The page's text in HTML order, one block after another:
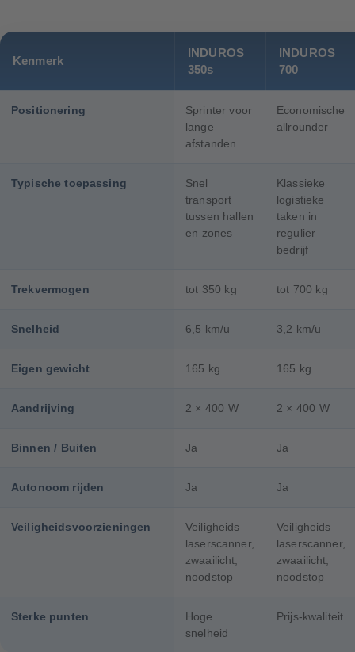
Kenmerk
INDUROS
350s
INDUROS
700
Positionering
Sprinter voor
lange
afstanden
Economische
allrounder
Typische toepassing
Snel
transport
tussen hallen
en zones
Klassieke
logistieke
taken in
regulier
bedrijf
Trekvermogen tot 350 kg tot 700 kg
Snelheid 6,5 km/u 3,2 km/u
Eigen gewicht 165 kg 165 kg
Aandrijving 2 × 400 W 2 × 400 W
Binnen / Buiten Ja Ja
Autonoom rijden Ja Ja
Veiligheidsvoorzieningen
Veiligheids
laserscanner,
zwaailicht,
noodstop
Veiligheids
laserscanner,
zwaailicht,
noodstop
Sterke punten
Hoge
snelheid
Prijs-kwaliteit